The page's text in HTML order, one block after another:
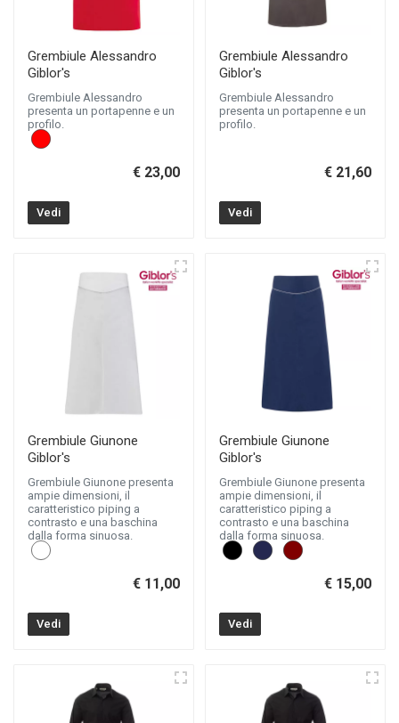
Grembiule Alessandro
Giblor's
Grembiule Alessandro
presenta un portapenne e un
profilo.
€ 23,00
Vedi
Grembiule Alessandro
Giblor's
Grembiule Alessandro
presenta un portapenne e un
profilo.
€ 21,60
Vedi
Grembiule Giunone
Giblor's
Grembiule Giunone presenta
ampie dimensioni, il
caratteristico piping a
contrasto e una baschina
dalla forma sinuosa.
€ 11,00
Vedi
Grembiule Giunone
Giblor's
Grembiule Giunone presenta
ampie dimensioni, il
caratteristico piping a
contrasto e una baschina
dalla forma sinuosa.
€ 15,00
Vedi